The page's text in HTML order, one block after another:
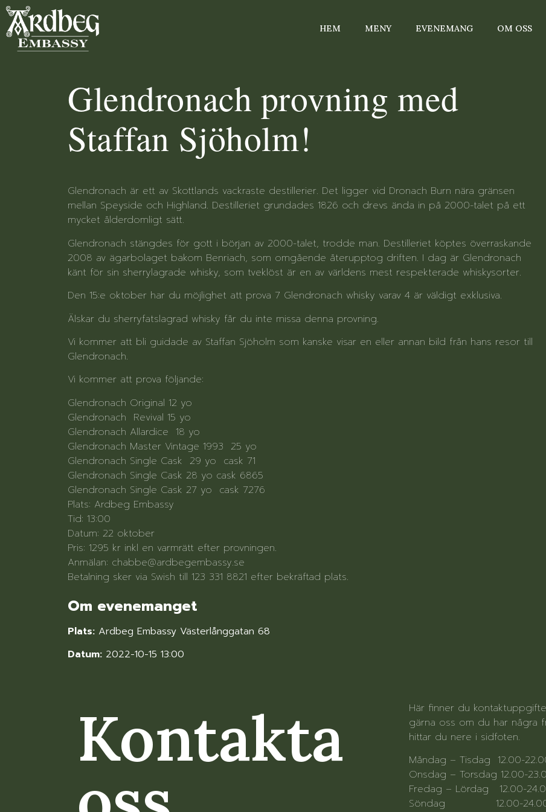
HEM MENY EVENEMANG OM OSS
Glendronach provning med
Staffan Sjöholm!
Glendronach är ett av Skottlands vackraste destillerier. Det ligger vid Dronach Burn nära gränsen
mellan Speyside och Highland. Destilleriet grundades 1826 och drevs ända in på 2000-talet på ett
mycket ålderdomligt sätt.
Glendronach stängdes för gott i början av 2000-talet, trodde man. Destilleriet köptes överraskande
2008 av ägarbolaget bakom Benriach, som omgående återupptog driften. I dag är Glendronach
känt för sin sherrylagrade whisky, som tveklöst är en av världens mest respekterade whiskysorter.
Den 15:e oktober har du möjlighet att prova 7 Glendronach whisky varav 4 är väldigt exklusiva.
Älskar du sherryfatslagrad whisky får du inte missa denna provning.
Vi kommer att bli guidade av Staffan Sjöholm som kanske visar en eller annan bild från hans resor till
Glendronach.
Vi kommer att prova följande:
Glendronach Original 12 yo
Glendronach Revival 15 yo
Glendronach Allardice 18 yo
Glendronach Master Vintage 1993 25 yo
Glendronach Single Cask 29 yo cask 71
Glendronach Single Cask 28 yo cask 6865
Glendronach Single Cask 27 yo cask 7276
Plats: Ardbeg Embassy
Tid: 13:00
Datum: 22 oktober
Pris: 1295 kr inkl en varmrätt efter provningen.
Anmälan: chabbe@ardbegembassy.se
Betalning sker via Swish till 123 331 8821 efter bekräftad plats.
Om evenemanget
Plats: Ardbeg Embassy Västerlånggatan 68
Datum: 2022-10-15 13:00
Kontakta
Här finner du
gärna oss om du har några
hittar du nere i sidfoten.
Måndag – Tisdag 12.00-
Onsdag – Torsdag 12.00-
Fredag – Lördag 12.00-
Söndag 12.00-